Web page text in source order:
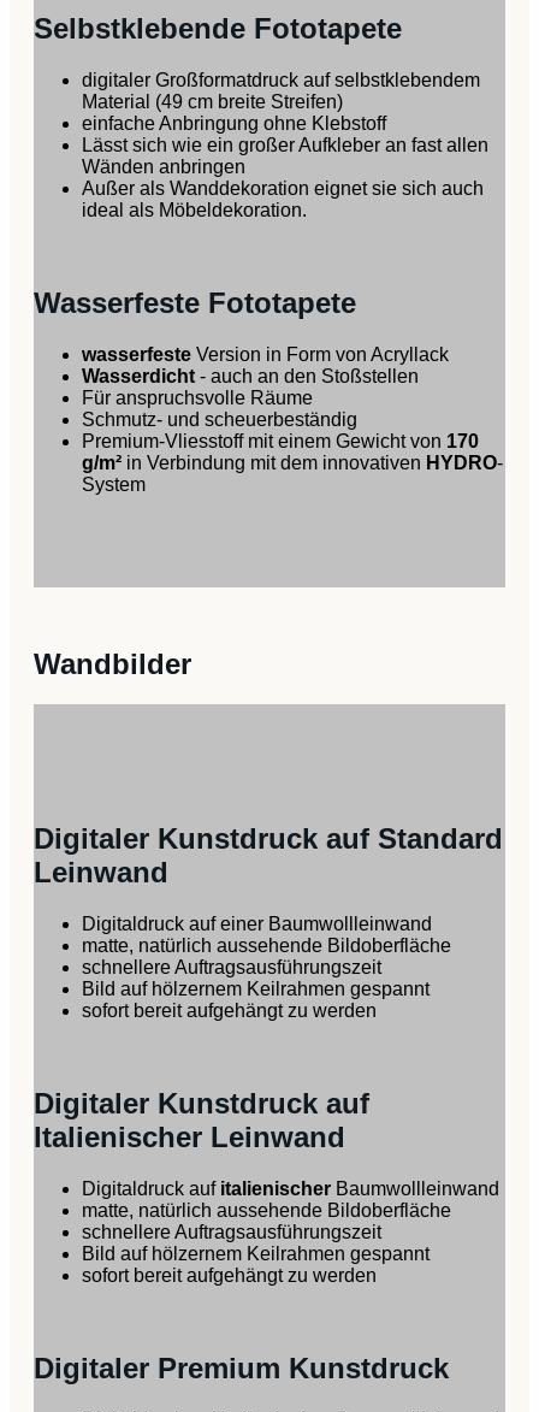
Selbstklebende Fototapete
digitaler Großformatdruck auf selbstklebendem
Material (49 cm breite Streifen)
einfache Anbringung ohne Klebstoff
Lässt sich wie ein großer Aufkleber an fast allen
Wänden anbringen
Außer als Wanddekoration eignet sie sich auch
ideal als Möbeldekoration.
Wasserfeste Fototapete
wasserfeste Version in Form von Acryllack
Wasserdicht - auch an den Stoßstellen
Für anspruchsvolle Räume
Schmutz- und scheuerbeständig
Premium-Vliesstoff mit einem Gewicht von 170
g/m² in Verbindung mit dem innovativen HYDRO-
System
Wandbilder
Digitaler Kunstdruck auf Standard
Leinwand
Digitaldruck auf einer Baumwollleinwand
matte, natürlich aussehende Bildoberfläche
schnellere Auftragsausführungszeit
Bild auf hölzernem Keilrahmen gespannt
sofort bereit aufgehängt zu werden
Digitaler Kunstdruck auf
Italienischer Leinwand
Digitaldruck auf italienischer Baumwollleinwand
matte, natürlich aussehende Bildoberfläche
schnellere Auftragsausführungszeit
Bild auf hölzernem Keilrahmen gespannt
sofort bereit aufgehängt zu werden
Digitaler Premium Kunstdruck